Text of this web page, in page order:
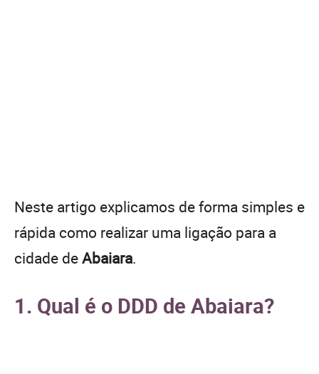
Neste artigo explicamos de forma simples e
rápida como realizar uma ligação para a
cidade deAbaiara.
1. Qual é o DDD de Abaiara?